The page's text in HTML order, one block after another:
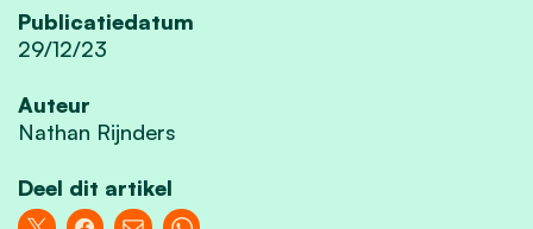
Publicatiedatum
29/12/23
Auteur
Nathan Rijnders
Deel dit artikel